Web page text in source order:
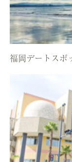
福岡デートスポ